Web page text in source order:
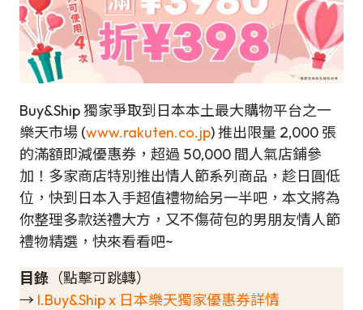
Buy&Ship 獨家爭取到日本本土最大購物平台之一
樂天市場 (www.rakuten.co.jp) 推出限量 2,000 張
的滿額即減優惠券，超過 50,000 間人氣店鋪參
加！多家商店特別推出情人節系列商品，趁日圓低
位，快到日本入手超值禮物給另一半吧，本文將為
你整理多款送禮大方，又不傷荷包的男朋友情人節
禮物精選，快來看看吧~
目錄 （點擊可跳轉）
→ I.Buy&Ship x 日本樂天獨家優惠券詳情